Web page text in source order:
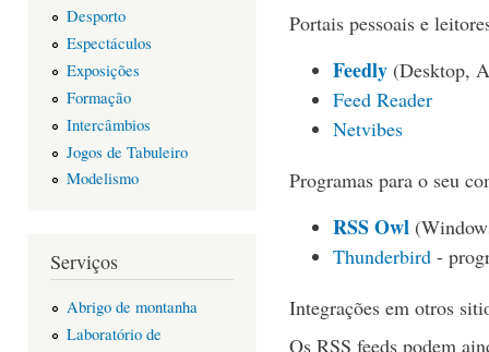
Desporto
Espectáculos
Exposições
Formação
Intercâmbios
Jogos de Tabuleiro
Modelismo
Serviços
Abrigo de montanha
Laboratório de
Portais pessoais e
Feedly (Desktop,
Feed Reader
Netvibes
Programas para o seu
RSS Owl
Thunderbird -
Integrações em otros
Os RSS feeds podem